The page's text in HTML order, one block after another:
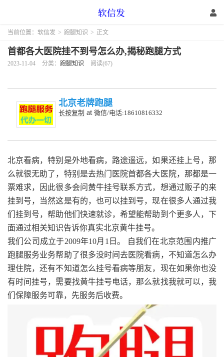
当前位置： 软信发 > 跑腿知识 > 正文
首都各大医院挂不到号怎么办,揭秘跑腿方式
2023-11-04 分类： 跑腿知识 阅读(67)
北京老牌跑腿
长按复制 at 微信/电话:18610816332
北京看病，特别是外地看病，路途遥远，如果还挂上号，那
么就很无助了，特别是去热门医院首都各大医院，那都是一
票难求，因此很多会问黄牛挂号联系方式，想通过贩子的来
挂到号，当然这是有的，也可以挂到号，现在很多人通过我
们挂到号，帮助他们快速就诊，希望能帮助到个更多人，下
面通过相关知识告诉你真实北京黄牛挂号。
我们公司成立于2009年10月1日。 自我们在北京范围内推广
跑腿服务业务帮助了很多没时间去医院看病，不知道怎么办
理住院，还有不知道怎么挂号看病等朋友，现在如果你也没
有时间挂号，需要找黄牛挂号电话，那么就找我就可以，我
们保障服务可靠，先服务后收费。